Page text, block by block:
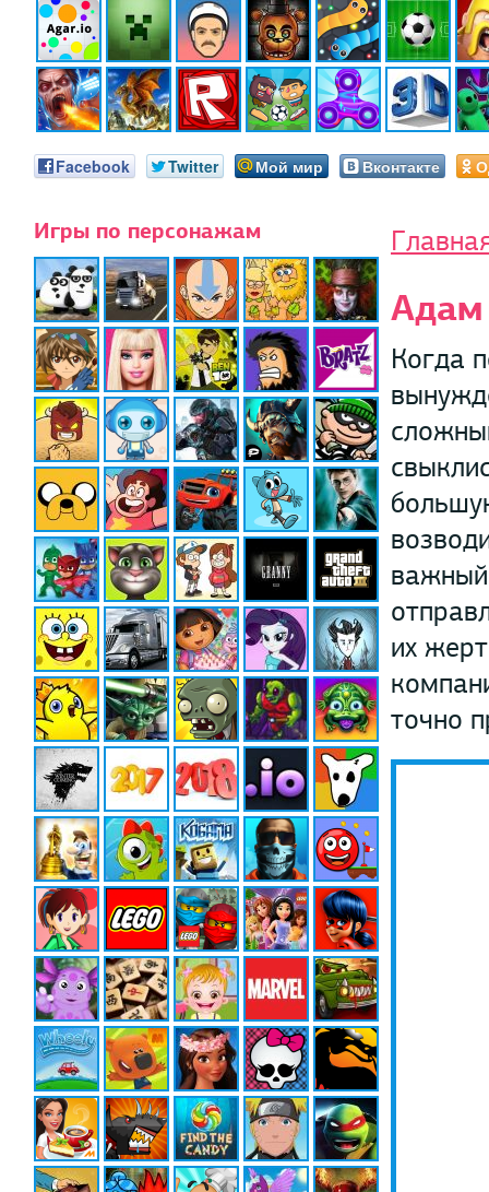
Facebook Twitter Мой мир Вконтакте
Игры по персонажам
Адам
Когда
их
точно